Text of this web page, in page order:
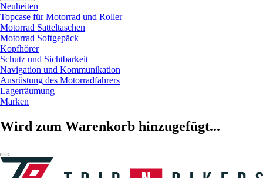
Neuheiten
Topcase für Motorrad und Roller
Motorrad Satteltaschen
Motorrad Softgepäck
Kopfhörer
Schutz und Sichtbarkeit
Navigation und Kommunikation
Ausrüstung des Motorradfahrers
Lagerräumung
Marken
Wird zum Warenkorb hinzugefügt...